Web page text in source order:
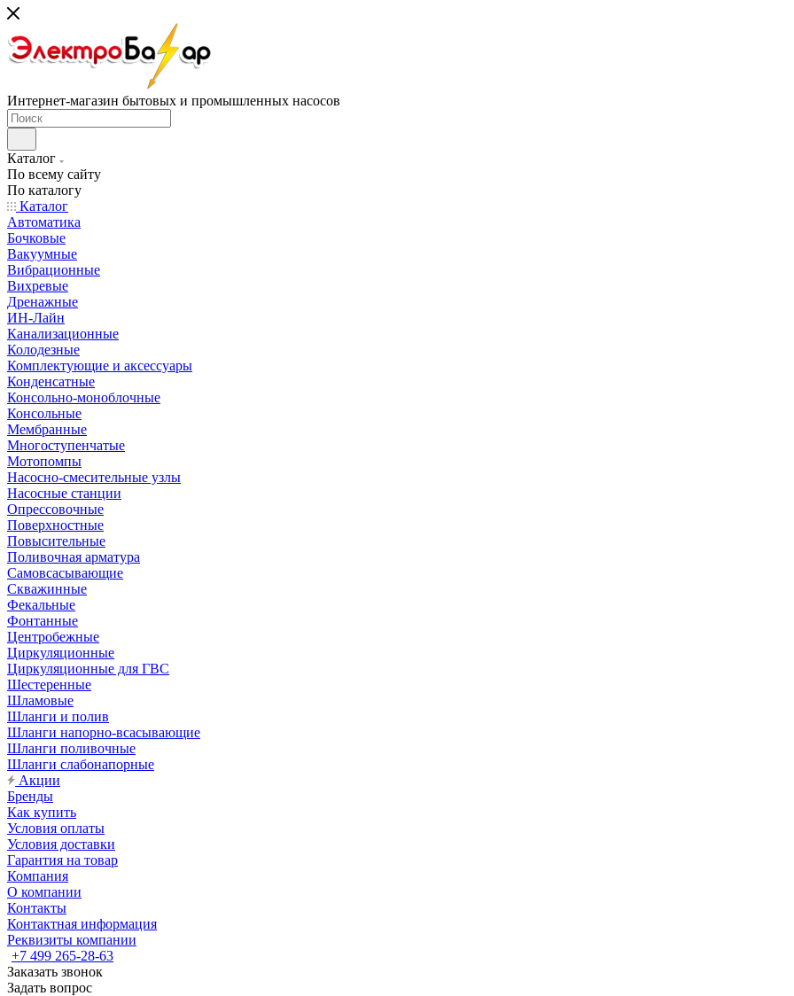
Интернет-магазин бытовых и промышленных насосов
Каталог
По всему сайту
По каталогу
Каталог
Автоматика
Бочковые
Вакуумные
Вибрационные
Вихревые
Дренажные
ИН-Лайн
Канализационные
Колодезные
Комплектующие и аксессуары
Конденсатные
Консольно-моноблочные
Консольные
Мембранные
Многоступенчатые
Мотопомпы
Насосно-смесительные узлы
Насосные станции
Опрессовочные
Поверхностные
Повысительные
Поливочная арматура
Самовсасывающие
Скважинные
Фекальные
Фонтанные
Центробежные
Циркуляционные
Циркуляционные для ГВС
Шестеренные
Шламовые
Шланги и полив
Шланги напорно-всасывающие
Шланги поливочные
Шланги слабонапорные
Акции
Бренды
Как купить
Условия оплаты
Условия доставки
Гарантия на товар
Компания
О компании
Контакты
Контактная информация
Реквизиты компании
+7 499 265-28-63
Заказать звонок
Задать вопрос